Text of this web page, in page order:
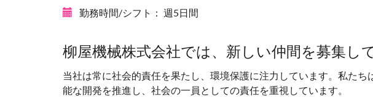
勤務時間/シフト： 週5日間
柳屋機械株式会社では、新しい仲間を募集し
当社は常に社会的責任を果たし、環境保護に注力しています。私た
能な開発を推進し、社会の一員としての責任を重視しています。